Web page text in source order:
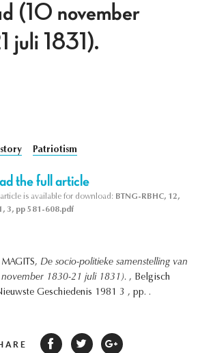
(10 november
juli 1831).
Patriotism
the full article
article is available for download: BTNG-RBHC, 12,
3, pp 581-608.pdf
De socio-politieke samenstelling van
november 1830-21 juli 1831). , Belgisch
Geschiedenis 1981 3 , pp. .